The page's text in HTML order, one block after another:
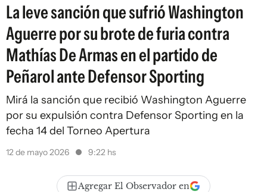
La leve sanción que sufrió Washington
Aguerre por su brote de furia contra
Mathías De Armas en el partido de
Peñarol ante Defensor Sporting
Mirá la sanción que recibió Washington Aguerre
por su expulsión contra Defensor Sporting en la
fecha 14 del Torneo Apertura
12 de mayo 2026 9:22 hs
Agregar El Observador en